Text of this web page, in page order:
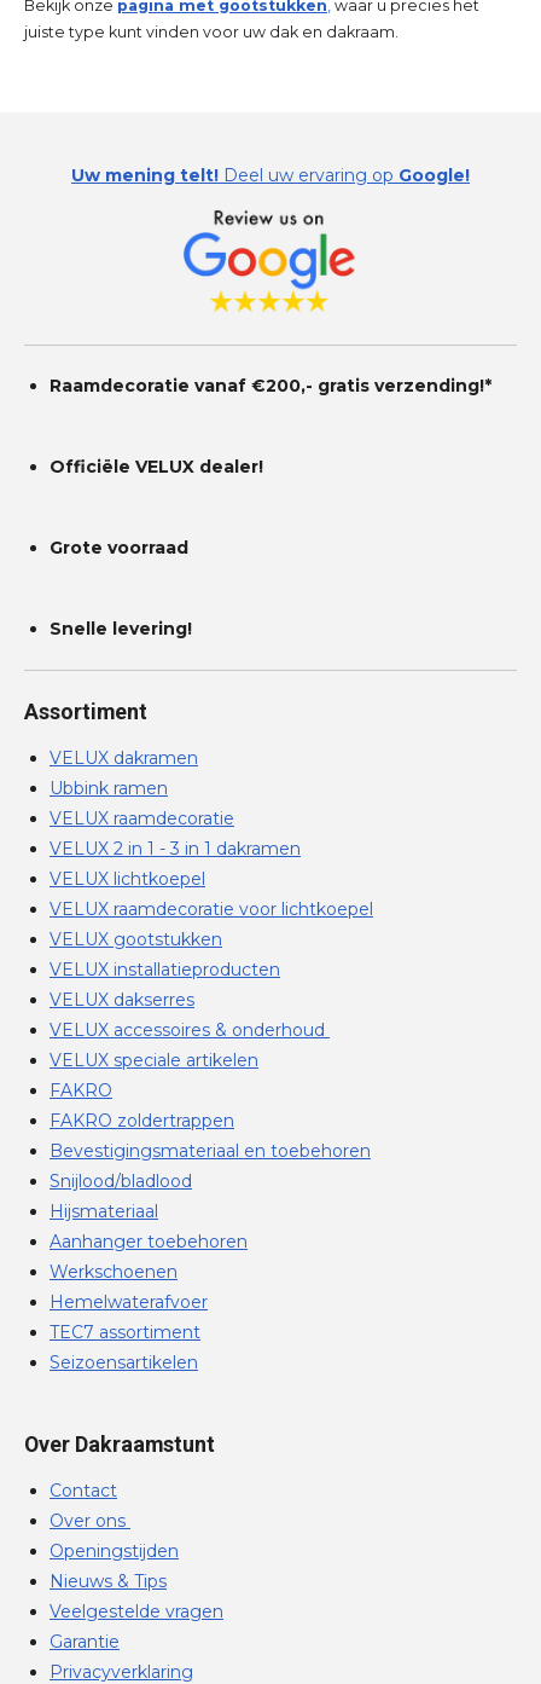
Bekijk onze pagina met gootstukken, waar u precies het
juiste type kunt vinden voor uw dak en dakraam.
Uw mening telt! Deel uw ervaring op Google!
Raamdecoratie vanaf €200,- gratis verzending!*
Officiële VELUX dealer!
Grote voorraad
Snelle levering!
Assortiment
VELUX dakramen
Ubbink ramen
VELUX raamdecoratie
VELUX 2 in 1 - 3 in 1 dakramen
VELUX lichtkoepel
VELUX raamdecoratie voor lichtkoepel
VELUX gootstukken
VELUX installatieproducten
VELUX dakserres
VELUX accessoires & onderhoud
VELUX speciale artikelen
FAKRO
FAKRO zoldertrappen
Bevestigingsmateriaal en toebehoren
Snijlood/bladlood
Hijsmateriaal
Aanhanger toebehoren
Werkschoenen
Hemelwaterafvoer
TEC7 assortiment
Seizoensartikelen
Over Dakraamstunt
Contact
Over ons
Openingstijden
Nieuws & Tips
Veelgestelde vragen
Garantie
Privacyverklaring